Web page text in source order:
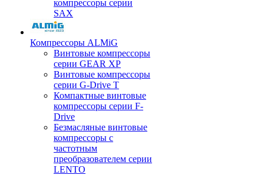
компрессоры серии
SAX
Компрессоры ALMiG
Винтовые компрессоры
серии GEAR XP
Винтовые компрессоры
серии G-Drive T
Компактные винтовые
компрессоры серии F-
Drive
Безмасляные винтовые
компрессоры с
частотным
преобразователем серии
LENTO